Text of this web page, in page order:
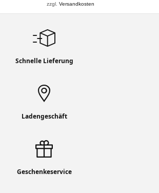
zzgl.Versandkosten
Schnelle Lieferung
Ladengeschäft
Geschenkeservice